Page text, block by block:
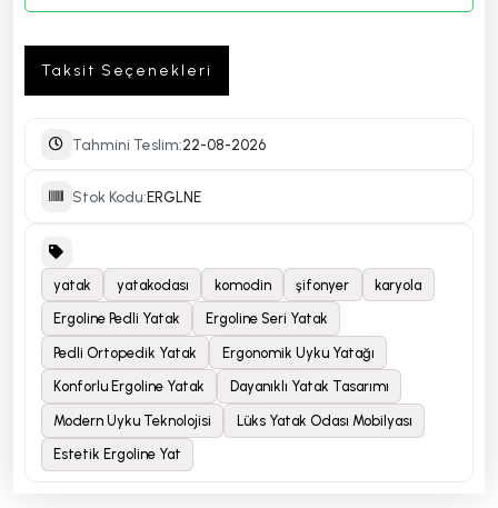
Taksit Seçenekleri
Tahmini Teslim:22-08-2026
Stok Kodu:ERGLNE
yatak yatakodası komodin şifonyer karyola
Ergoline Pedli Yatak Ergoline Seri Yatak
Pedli Ortopedik Yatak Ergonomik Uyku Yatağı
Konforlu Ergoline Yatak Dayanıklı Yatak Tasarımı
Modern Uyku Teknolojisi Lüks Yatak Odası Mobilyası
Estetik Ergoline Yat